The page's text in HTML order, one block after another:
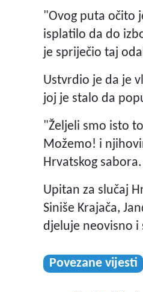
"Ovog puta očito
isplatilo da do
je spriječio taj
Ustvrdio je da je
joj je stalo da
"Željeli smo isto
Možemo! i
Hrvatskog sabora.
Upitan za slučaj
Siniše Krajača,
djeluje neovisno i
Povezane vijesti